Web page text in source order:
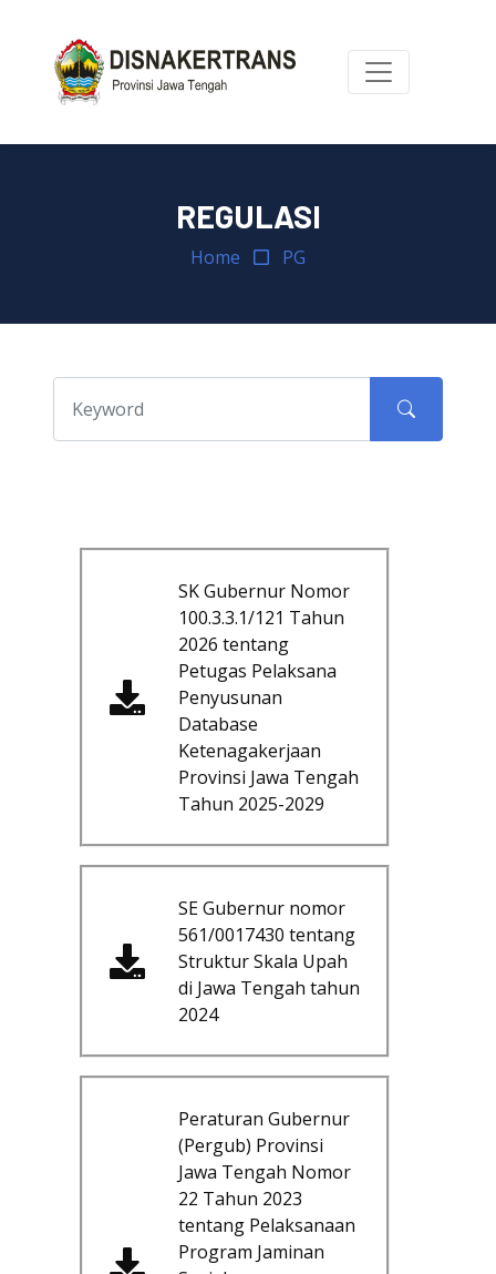
REGULASI
Home PG
SK Gubernur Nomor
100.3.3.1/121 Tahun
2026 tentang
Petugas Pelaksana
Penyusunan
Database
Ketenagakerjaan
Provinsi Jawa Tengah
Tahun 2025-2029
SE Gubernur nomor
561/0017430 tentang
Struktur Skala Upah
di Jawa Tengah tahun
2024
Peraturan Gubernur
(Pergub) Provinsi
Jawa Tengah Nomor
22 Tahun 2023
tentang Pelaksanaan
Program Jaminan